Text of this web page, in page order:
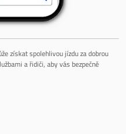
získat spolehlivou jízdu za dobrou
a řidiči, aby vás bezpečně